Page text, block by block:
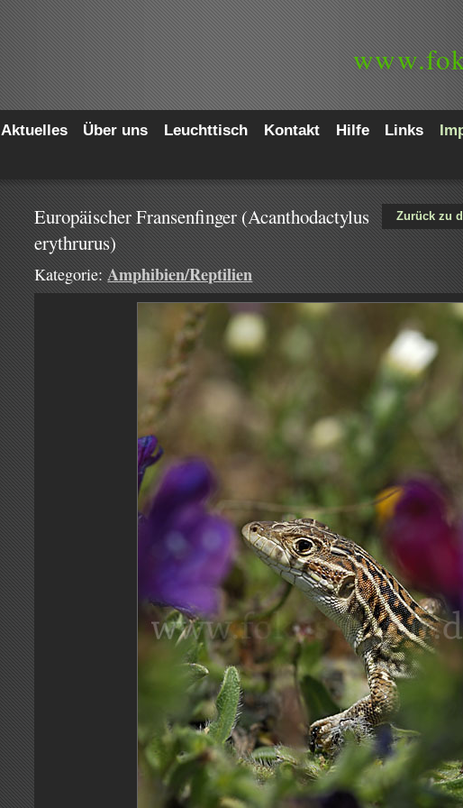
www.
Aktuelles Über uns Leuchttisch Kontakt Hilfe Links
Zurück zu
Europäischer Fransenfinger (Acanthodactylus
erythrurus)
Kategorie:Amphibien/Reptilien